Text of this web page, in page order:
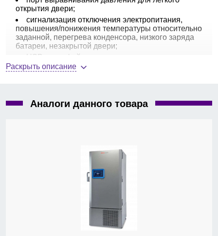
открытия двери;
сигнализация отключения электропитания,
повышения/понижения температуры относительно
заданной, перегрева конденсора, низкого заряда
батареи, незакрытой двери;
USB интерфейс;
хладагент — HC (углеводородный);
габариты, Ш × Г × В, мм — 1296 × 998 × 1980;
Раскрыть описание
Аналоги данного товара